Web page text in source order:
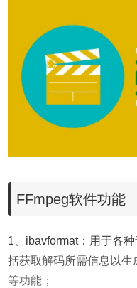
FFmpeg软件功能
1、ibavformat：用于各
括获取解码所需信息以
等功能；